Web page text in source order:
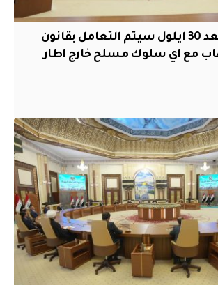
ادارة الدولة: بعد 30 ايلول سيتم التعامل بقانون
مع اي سلوك مسلح خارج اطار